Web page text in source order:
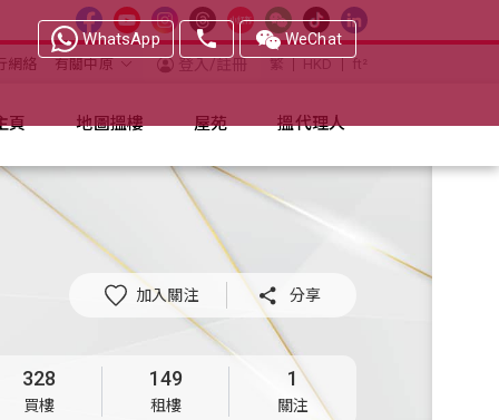
網絡 有關中原 登入/註冊 繁 HKD ft²
頁 地圖搵樓 屋苑 搵代理人
加入關注  分享
328
買樓
149
租樓
1
關注
WhatsApp WeChat